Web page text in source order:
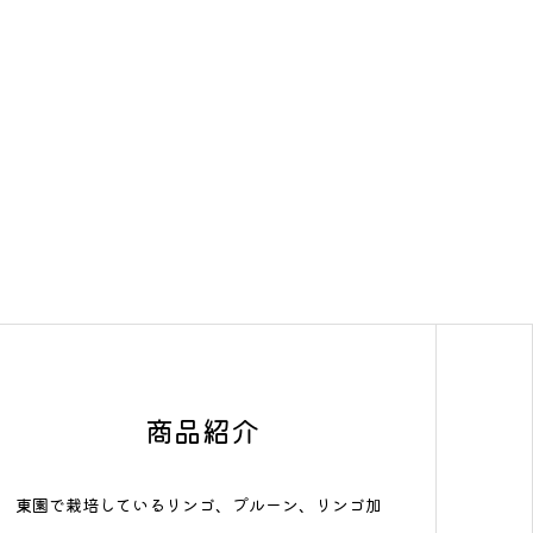
商品紹介
東園で栽培しているリンゴ、プルーン、リンゴ加